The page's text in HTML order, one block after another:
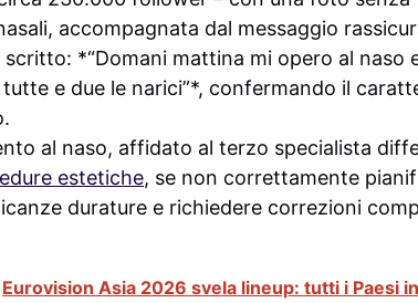
accompagnata dal messaggio
*“Domani mattina mi opero al naso
e due le narici”*, confermando il
al naso, affidato al terzo specialista
estetiche, se non correttamente
durature e richiedere correzioni
Eurovision Asia 2026 svela lineup: tutti i Paesi